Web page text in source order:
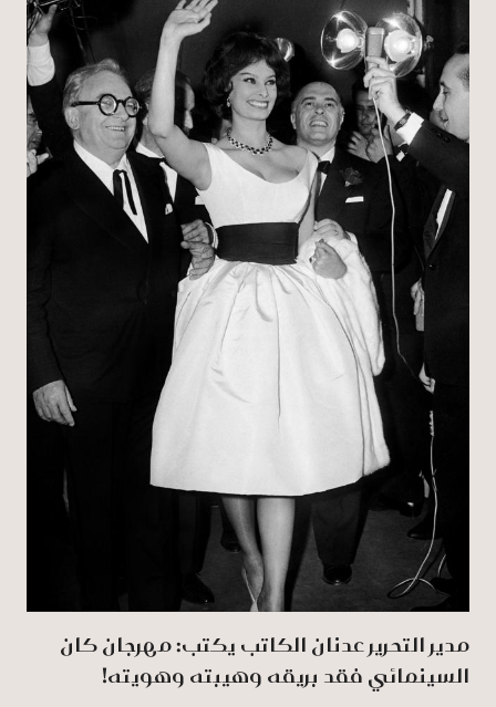
مدير التحرير عدنان الكاتب يكتب: مهرجان كان
السينمائي فقد بريقه وهيبته وهويته!